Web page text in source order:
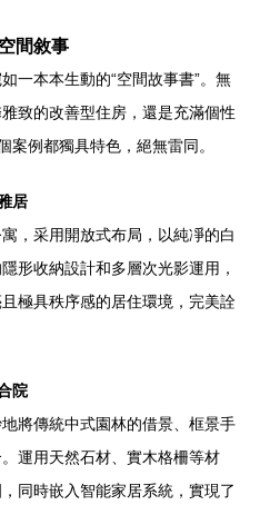
間敘事
一本本生動的“空間故事書”。無
致的改善型住房，還是充滿個性
案例都獨具特色，絕無雷同。
居
，采用開放式布局，以純凈的白
形收納設計和多層次光影運用，
極具秩序感的居住環境，完美詮
院
將傳統中式園林的借景、框景手
運用天然石材、實木格柵等材
同時嵌入智能家居系統，實現了